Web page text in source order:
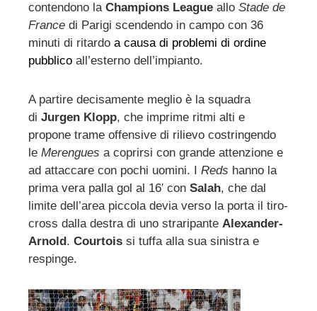
contendono la Champions League allo Stade de
France di Parigi scendendo in campo con 36
minuti di ritardo a causa di problemi di ordine
pubblico all’esterno dell’impianto.
A partire decisamente meglio è la squadra
di Jurgen Klopp, che imprime ritmi alti e
propone trame offensive di rilievo costringendo
le Merengues a coprirsi con grande attenzione e
ad attaccare con pochi uomini. I Reds hanno la
prima vera palla gol al 16′ con Salah, che dal
limite dell’area piccola devia verso la porta il tiro-
cross dalla destra di uno straripante Alexander-
Arnold . Courtois si tuffa alla sua sinistra e
respinge.